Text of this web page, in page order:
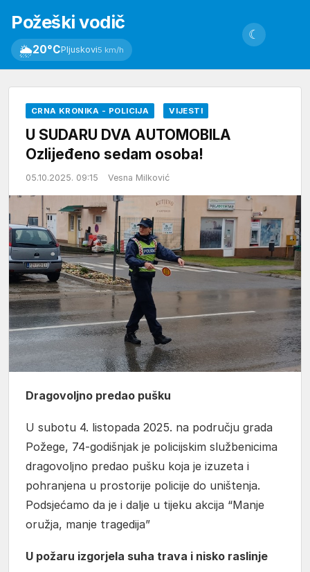
Požeški vodič
🌦20°CPljuskovi5 km/h
☾
CRNA KRONIKA - POLICIJA VIJESTI
U SUDARU DVA AUTOMOBILA
Ozlijeđeno sedam osoba!
05.10.2025. 09:15 Vesna Milković
Dragovoljno predao pušku
U subotu 4. listopada 2025. na području grada
Požege, 74-godišnjak je policijskim službenicima
dragovoljno predao pušku koja je izuzeta i
pohranjena u prostorije policije do uništenja.
Podsjećamo da je i dalje u tijeku akcija “Manje
oružja, manje tragedija”
U požaru izgorjela suha trava i nisko raslinje